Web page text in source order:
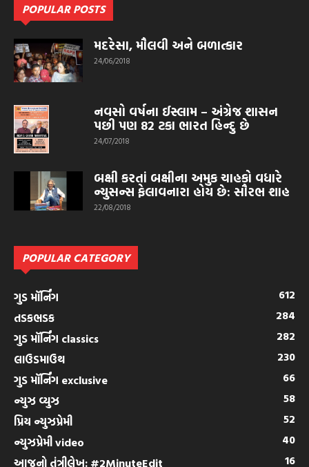
POPULAR POSTS
મદરેસા, મૌલવી અને બળાત્કાર
24/06/2018
નવસો વર્ષના ઈસ્લામ – અંગ્રેજ શાસન
પછી પણ 82 ટકા ભારત હિન્દુ છે
24/07/2018
બક્ષી કરતાં બક્ષીના અમુક ચાહકો વધારે
ન્યુસન્સ ફેલાવનારા હોય છે: સૌરભ શાહ
22/08/2018
POPULAR CATEGORY
ગુડ મૉર્નિંગ
612
તડકભડક
284
ગુડ મૉર્નિંગ classics
282
લાઉડમાઉથ
230
ગુડ મૉર્નિંગ exclusive
66
ન્યુઝ વ્યુઝ
58
પ્રિય ન્યુઝપ્રેમી
52
ન્યુઝપ્રેમી video
40
આજનો તંત્રીલેખ: #2MinuteEdit
16